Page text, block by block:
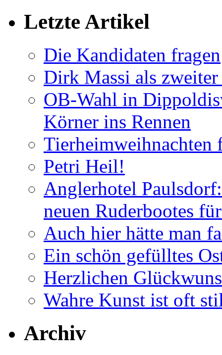
Letzte Artikel
Die Kandidaten fragen
Dirk Massi als
OB-Wahl in
Körner ins Rennen
Tierheimweihnachten
Petri Heil!
Anglerhotel
neuen Ruderbootes
Auch hier hätte man
Ein schön gefülltes
Herzlichen
Wahre Kunst ist oft
Archiv